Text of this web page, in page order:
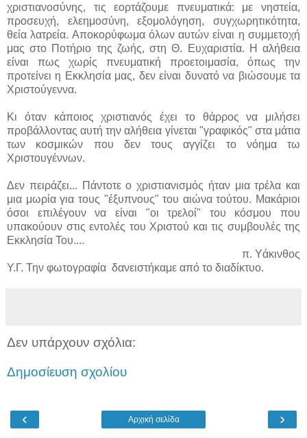
χριστιανοσύνης, τις εορτάζουμε πνευματικά: με νηστεία,
προσευχή, ελεημοσύνη, εξομολόγηση, συγχωρητικότητα,
θεία λατρεία. Αποκορύφωμα όλων αυτών είναι η συμμετοχή
μας στο Ποτήριο της ζωής, στη Θ. Ευχαριστία. Η αλήθεια
είναι πως χωρίς πνευματική προετοιμασία, όπως την
προτείνει η Εκκλησία μας, δεν είναι δυνατό να βιώσουμε τα
Χριστούγεννα.
Κι όταν κάποιος χριστιανός έχει το θάρρος να μιλήσει
προβάλλοντας αυτή την αλήθεια γίνεται "γραφικός" στα μάτια
των κοσμικών που δεν τους αγγίζει το νόημα τω
Χριστουγέννων.
Δεν πειράζει... Πάντοτε ο χριστιανισμός ήταν μια τρέλα και
μια μωρία για τους "έξυπνους" του αιώνα τούτου. Μακάριοι
όσοι επιλέγουν να είναι "οι τρελοί" του κόσμου που
υπακούουν στις εντολές του Χριστού και τις συμβουλές της
Εκκλησία Του....
π. Υάκινθος
Υ.Γ. Την φωτογραφία δανειστήκαμε από το διαδίκτυο.
Δεν υπάρχουν σχόλια:
Δημοσίευση σχολίου
‹ ›
Αρχική σελίδα